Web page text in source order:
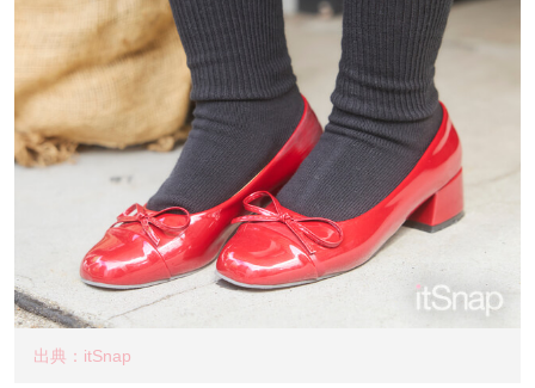
出典：itSnap